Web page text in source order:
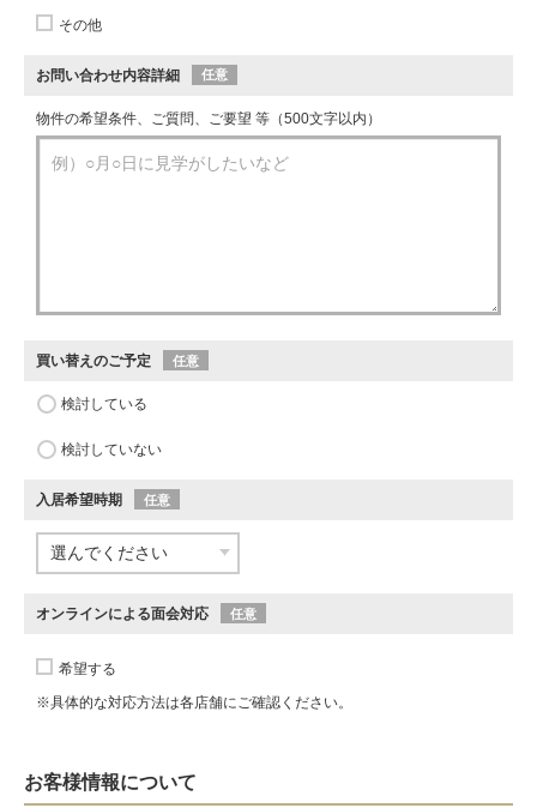
その他
お問い合わせ内容詳細 任意
物件の希望条件、ご質問、ご要望 等（500文字以内）
買い替えのご予定 任意
検討している
検討していない
入居希望時期 任意
オンラインによる面会対応 任意
希望する
※具体的な対応方法は各店舗にご確認ください。
お客様情報について